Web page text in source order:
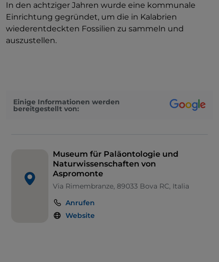
In den achtziger Jahren wurde eine kommunale
Einrichtung gegründet, um die in Kalabrien
wiederentdeckten Fossilien zu sammeln und
auszustellen.
Einige Informationen werden
bereitgestellt von:
Museum für Paläontologie und
Naturwissenschaften von
Aspromonte
Via Rimembranze, 89033 Bova RC, Italia
Anrufen
Website